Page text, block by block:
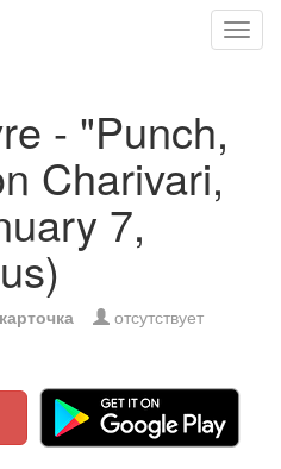
- "Punch,
Charivari,
7,
отсутствует